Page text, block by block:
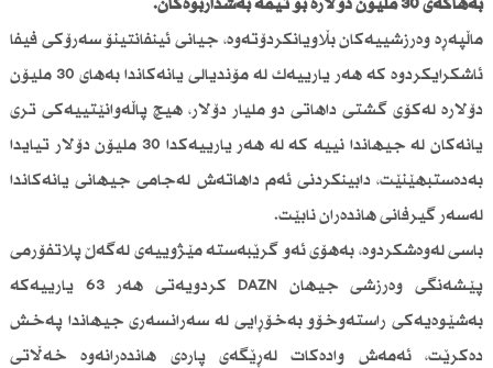
بەهاكەی 30 ملیۆن دۆلارە بۆ تیمە بەشداربوەكان.
ماڵپەڕە وەرزشییەكان بڵاویانكردۆتەوە، جیانی ئینفانتینۆ سەرۆكی فیفا
ئاشكرایكردوە كە هەر یارییەك لە مۆندیالی یانەكاندا بەهای 30 ملیۆن
دۆلارە لەكۆی گشتی داهاتی دو ملیار دۆلار، هیچ پاڵەوانێتییەكی تری
یانەكان لە جیهاندا نییە كە لە هەر یارییەكدا 30 ملیۆن دۆلار تیایدا
بەدەستبهێنێت، دابینكردنی ئەم داهاتەش لەجامی جیهانی یانەكاندا
لەسەر گیرفانی هاندەران نابێت.
باسی لەوەشكردوە، بەهۆی ئەو گرێبەستە مێژوییەی لەگەڵ پلاتفۆرمی
پێشەنگی وەرزشی جیهان DAZN كردویەتی هەر 63 یارییەكە
بەشێوەیەكی راستەوخۆو بەخۆڕایی لە سەرانسەری جیهاندا پەخش
دەكرێت، ئەمەش وادەكات لەڕێگەی پارەی هاندەرانەوە خەڵاتی